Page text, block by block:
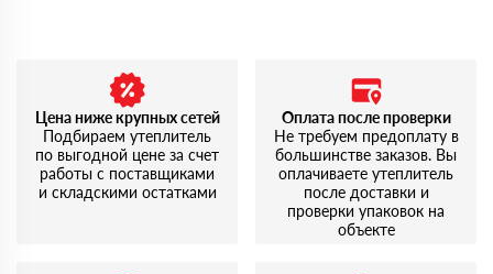
Цена ниже крупных сетей
Подбираем утеплитель
по выгодной цене за счет
работы с поставщиками
и складскими остатками
Оплата после проверки
Не требуем предоплату в
большинстве заказов. Вы
оплачиваете утеплитель
после доставки и
проверки упаковок на
объекте